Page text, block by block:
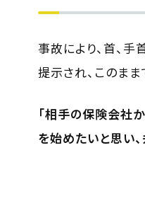
事故により、首、
提示され、このま
「相手の保険会社
を始めたいと思い